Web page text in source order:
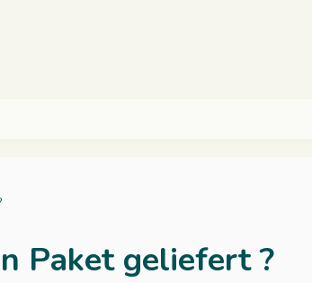
Paket geliefert ?